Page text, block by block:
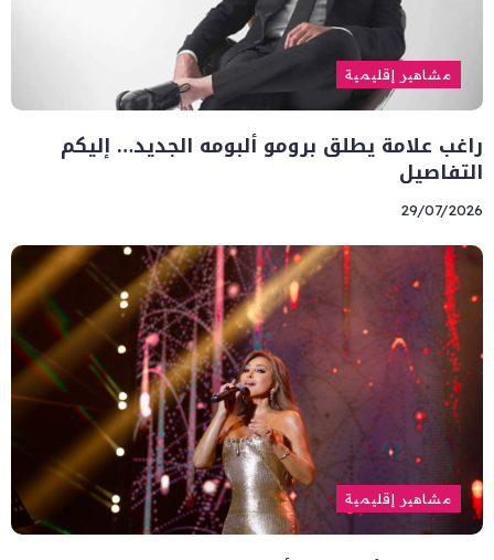
مشاهير إقليمية
راغب علامة يطلق برومو ألبومه الجديد… إليكم
التفاصيل
29/07/2026
مشاهير إقليمية